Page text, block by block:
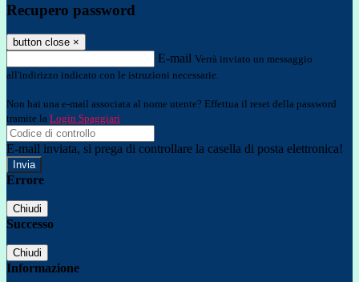
Recupero password
button close ×
E-mail Verrà inviato un messaggio
all'indirizzo indicato con le istruzioni necessarie.
Non hai una e-mail associata al nome utente? Effettua il reset della password
tramite la Login Spaggiari
E-mail inviata, si prega di controllare la casella di posta elettronica!
Errore
Chiudi
Successo
Chiudi
Informazione